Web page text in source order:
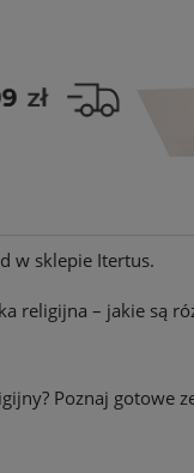
w sklepie Itertus.
religijna – jakie są
Poznaj gotowe